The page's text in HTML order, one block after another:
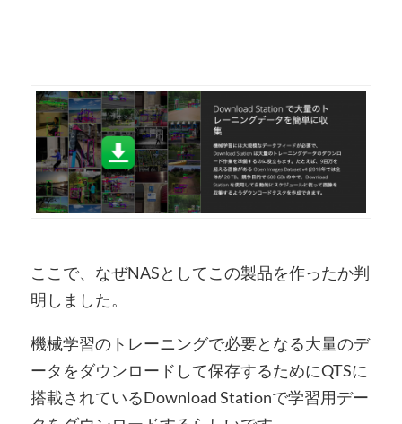
ここで、なぜNASとしてこの製品を作ったか判
明しました。
機械学習のトレーニングで必要となる大量のデ
ータをダウンロードして保存するためにQTSに
搭載されているDownload Stationで学習用デー